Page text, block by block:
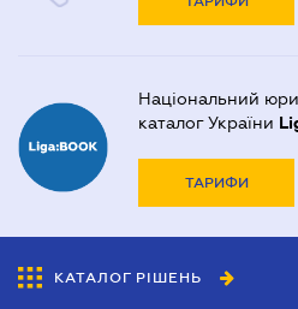
Національний
каталог України
ТАРИФИ
КАТАЛОГ РІШЕНЬ